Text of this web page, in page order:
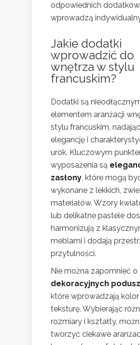
odpowiednich
wprowadzą
Jakie dodatki
wprowadzić do
wnętrza w stylu
francuskim?
Dodatki są
elementem aranżacji
stylu francuskim,
elegancję i
urok. Kluczowym
wyposażenia są
zasłony, które mogą
wykonane z lekkich,
materiałów. Wzory
lub delikatne pastele
harmonizują z
meblami i dodają
przytulności.
Nie można zapomnieć o
dekoracyjnych
które wprowadzają kolor
teksturę. Wybierając
rozmiary i kształty,
tworzyć ciekawe